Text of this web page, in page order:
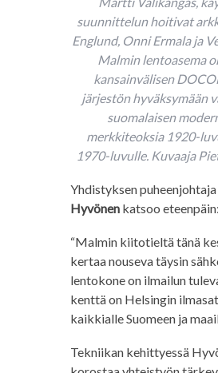
suunnittelun hoitivat
Englund, Onni Ermala ja
Malmin lentoasema
kansainvälisen
järjestön hyväksymään
suomalaisen
merkkiteoksia 1920-
1970-luvulle. Kuvaaja
Yhdistyksen puheenjohtaja
Hyvönenkatsoo eteenpäin:
“Malmin kiitotieltä tänä
kertaa nouseva täysin
lentokone on ilmailun
kenttä on Helsingin
kaikkialle Suomeen ja
Tekniikan kehittyessä